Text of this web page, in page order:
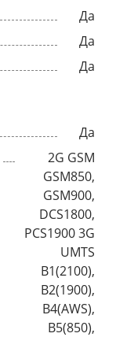
Да
Да
Да
Да
2G GSM
GSM850,
GSM900,
DCS1800,
PCS1900 3G
UMTS
B1(2100),
B2(1900),
B4(AWS),
B5(850),